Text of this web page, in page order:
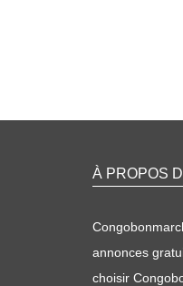
À PROPOS
annonces
choisir